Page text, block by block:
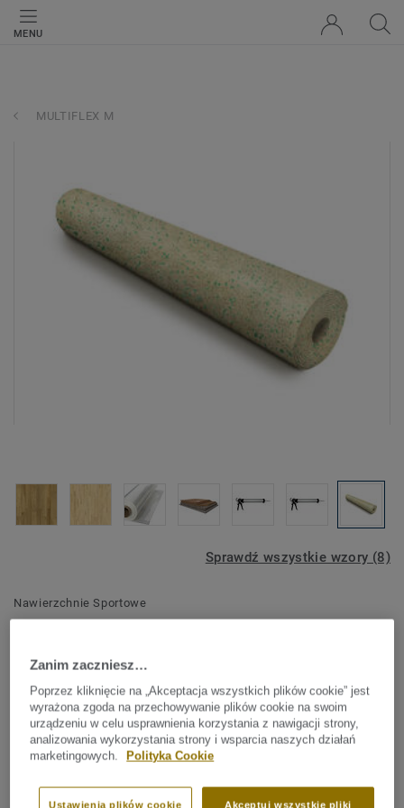
MENU
MULTIFLEX M
Sprawdź wszystkie wzory (8)
Nawierzchnie Sportowe
60
Nasza wielowarstwowa podłoga drewniana Multiflex M jest
uniwersalnym rozwiązaniem do obiektów sportowych,
takich jak szkolne lub ogólnodostępne sale gimnastyczne.
Idealnie sprawdza się w przypadku ograniczeń
remontowych. Ciągła sub-konstrukcja podłogi zapewnia
Zanim zaczniesz…
Poprzez kliknięcie na „Akceptacja wszystkich plików cookie” jest
wyrażona zgoda na przechowywanie plików cookie na swoim
urządzeniu w celu usprawnienia korzystania z nawigacji strony,
analizowania wykorzystania strony i wsparcia naszych działań
marketingowych.
Polityka Cookie
Akceptuj wszystkie pliki
Ustawienia plików cookie